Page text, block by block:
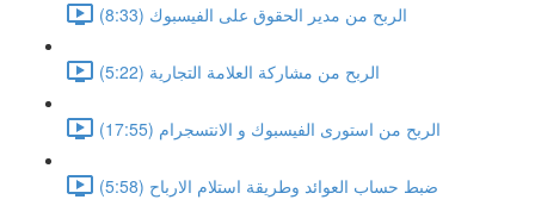
الربح من مدير الحقوق على الفيسبوك (8:33)
الربح من مشاركة العلامة التجارية (5:22)
الربح من استورى الفيسبوك و الانتسجرام (17:55)
ضبط حساب العوائد وطريقة استلام الارباح (5:58)